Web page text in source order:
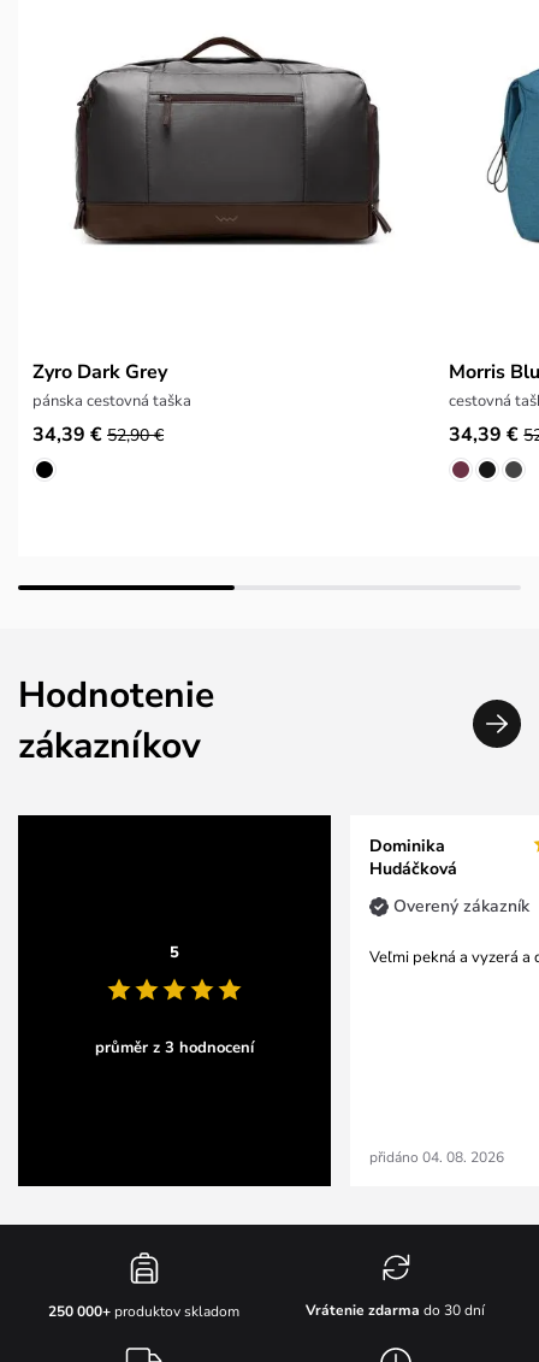
Zyro Dark Grey
pánska cestovná taška
34,39 € 52,90 €
Morris
cestovná
34,39 €
Hodnotenie
zákazníkov
5
průměr z 3 hodnocení
Dominika
Hudáčková
Overený zákazník
Veľmi pekná a vyzerá a
přidáno 04. 08. 2026
250 000+ produktov skladom Vrátenie zdarma do 30 dní